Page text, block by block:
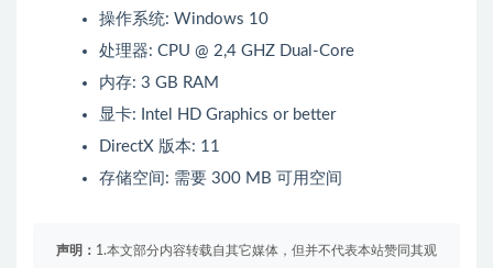
操作系统: Windows 10
处理器: CPU @ 2,4 GHZ Dual-Core
内存: 3 GB RAM
显卡: Intel HD Graphics or better
DirectX 版本: 11
存储空间: 需要 300 MB 可用空间
声明： 1.本文部分内容转载自其它媒体，但并不代表本站赞同其观